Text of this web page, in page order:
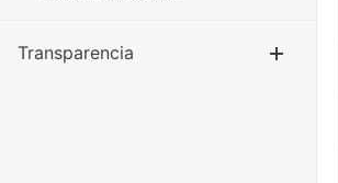
Transparencia